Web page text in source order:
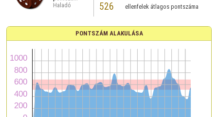
Haladó
526 ellenfelek átlagos pontszáma
PONTSZÁM ALAKULÁSA